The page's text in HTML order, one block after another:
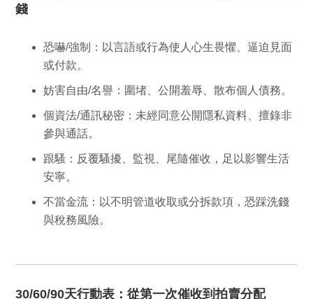
錢
恐嚇/強制
：以言語或行為使人心生畏懼、逼迫見面
或付款。
妨害自由/名譽 ：圍堵、公開羞辱、散布個人債務。
個資法/通訊秘密 ：未經同意公開隱私資料、擅錄非
參與通話。
跟騷 ：反覆騷擾、監視、尾隨催收，足以影響生活
安寧。
不當金流 ：以不明管道收取或分拆款項，恐踩洗錢
與稅務風險。
30/60/90天行動表：從第一次催收到拍賣分配